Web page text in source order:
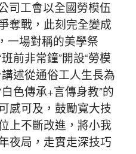
司工會以全國勞模伍
奪戰，此刻完全變成
一場對稱的美學祭
班前非常鐘”開設“勞模
述從通俗工人生長為
色傳承+言傳身教”的
感可及，鼓勵寬大技
上不斷改進，將小我
夜局，走實走深技巧